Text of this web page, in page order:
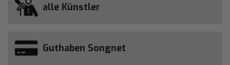
alle Künstler
Guthaben Songnet